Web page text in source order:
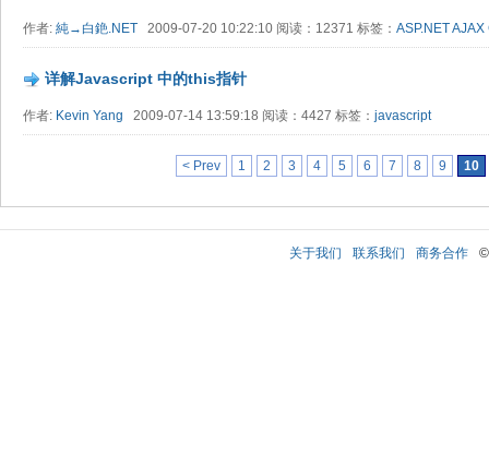
作者: 純→白銫.NET 2009-07-20 10:22:10 阅读：12371 标签： ASP.NETAJAX
详解Javascript 中的this指针
作者: Kevin Yang 2009-07-14 13:59:18 阅读：4427 标签： javascript
< Prev 1 2 3 4 5 6 7 8 9 10
关于我们 联系我们 商务合作